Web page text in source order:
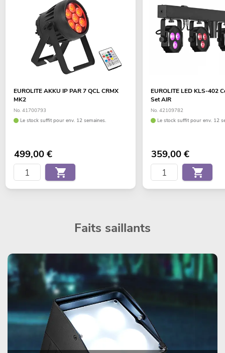
EUROLITE AKKU IP PAR 7 QCL CRMX
MK2
No. 41700793
Le stock suffit pour env. 12 semaines.
499,00€
EUROLITE LED KLS-402
Set AIR
No. 42109782
Le stock suffit pour env. 12
359,00€
Faits saillants